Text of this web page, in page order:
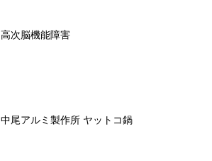
高次脳機能障害
中尾アルミ製作所 ヤットコ鍋